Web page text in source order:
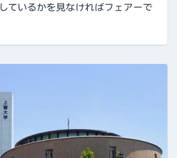
ているかを見なければフェアーで